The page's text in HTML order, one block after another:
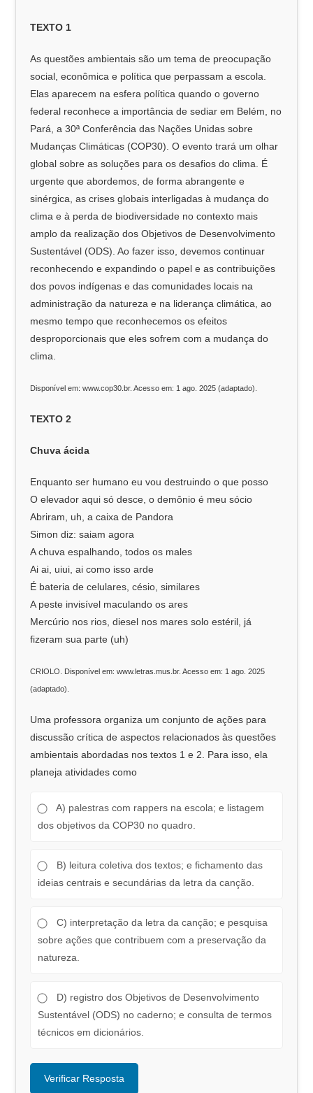
TEXTO 1
As questões ambientais são um tema de preocupação
social, econômica e política que perpassam a escola.
Elas aparecem na esfera política quando o governo
federal reconhece a importância de sediar em Belém, no
Pará, a 30ª Conferência das Nações Unidas sobre
Mudanças Climáticas (COP30). O evento trará um olhar
global sobre as soluções para os desafios do clima. É
urgente que abordemos, de forma abrangente e
sinérgica, as crises globais interligadas à mudança do
clima e à perda de biodiversidade no contexto mais
amplo da realização dos Objetivos de Desenvolvimento
Sustentável (ODS). Ao fazer isso, devemos continuar
reconhecendo e expandindo o papel e as contribuições
dos povos indígenas e das comunidades locais na
administração da natureza e na liderança climática, ao
mesmo tempo que reconhecemos os efeitos
desproporcionais que eles sofrem com a mudança do
clima.
Disponível em: www.cop30.br. Acesso em: 1 ago. 2025 (adaptado).
TEXTO 2
Chuva ácida
Enquanto ser humano eu vou destruindo o que posso
O elevador aqui só desce, o demônio é meu sócio
Abriram, uh, a caixa de Pandora
Simon diz: saiam agora
A chuva espalhando, todos os males
Ai ai, uiui, ai como isso arde
É bateria de celulares, césio, similares
A peste invisível maculando os ares
Mercúrio nos rios, diesel nos mares solo estéril, já
fizeram sua parte (uh)
CRIOLO. Disponível em: www.letras.mus.br. Acesso em: 1 ago. 2025
(adaptado).
Uma professora organiza um conjunto de ações para
discussão crítica de aspectos relacionados às questões
ambientais abordadas nos textos 1 e 2. Para isso, ela
planeja atividades como
A) palestras com rappers na escola; e listagem
dos objetivos da COP30 no quadro.
B) leitura coletiva dos textos; e fichamento das
ideias centrais e secundárias da letra da canção.
C) interpretação da letra da canção; e pesquisa
sobre ações que contribuem com a preservação da
natureza.
D) registro dos Objetivos de Desenvolvimento
Sustentável (ODS) no caderno; e consulta de termos
técnicos em dicionários.
Verificar Resposta